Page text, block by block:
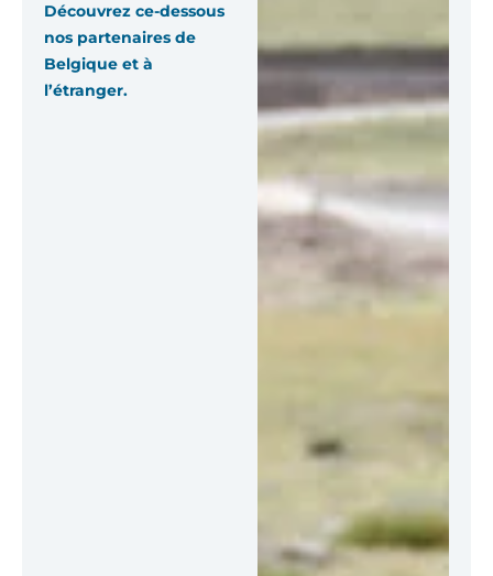
Découvrez ce-dessous
nos partenaires de
Belgique et à
l’étranger.